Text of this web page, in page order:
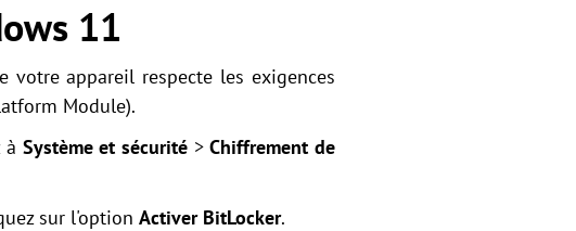
11
votre appareil respecte les exigences
Module).
à Système et sécurité >Chiffrement de
sur l'option Activer BitLocker.